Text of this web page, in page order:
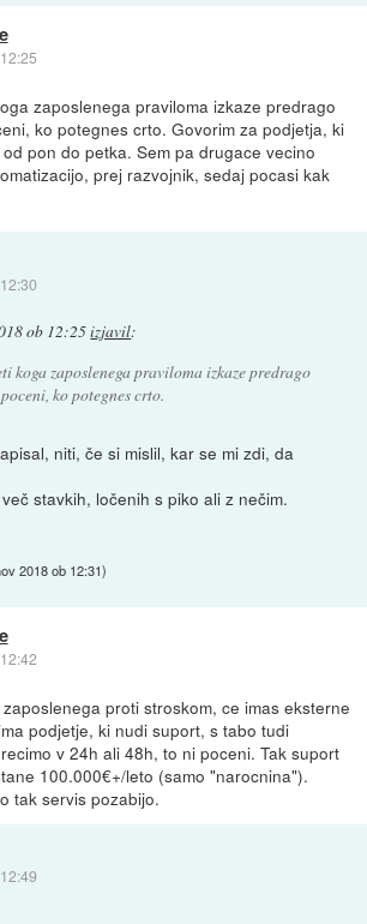
zaposlenega praviloma izkaze predrago
ko potegnes crto. Govorim za podjetja, ki
pon do petka. Sem pa drugace vecino
prej razvojnik, sedaj pocasi kak
ob 12:25izjavil:
koga zaposlenega praviloma izkaze predrago
ko potegnes crto.
niti, če si mislil, kar se mi zdi, da
stavkih, ločenih s piko ali z nečim.
2018 ob 12:31)
proti stroskom, ce imas eksterne
podjetje, ki nudi suport, s tabo tudi
v 24h ali 48h, to ni poceni. Tak suport
100.000€+/leto (samo "narocnina").
tak servis pozabijo.